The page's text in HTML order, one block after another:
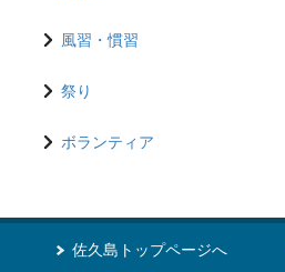
風習・慣習
祭り
ボランティア
佐久島トップページへ